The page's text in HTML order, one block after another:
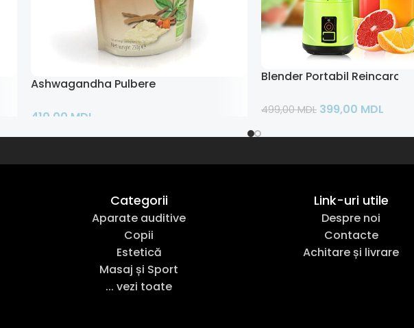
Ashwagandha Pulbere
410,00 MDL
Adaugă În Coș
Blender Portabil Reincarcabil
499,00MDL 399,00 MDL
Categorii
Aparate auditive
Copii
Estetică
Masaj și Sport
... vezi toate
Link-uri utile
Despre noi
Contacte
Achitare și livrare